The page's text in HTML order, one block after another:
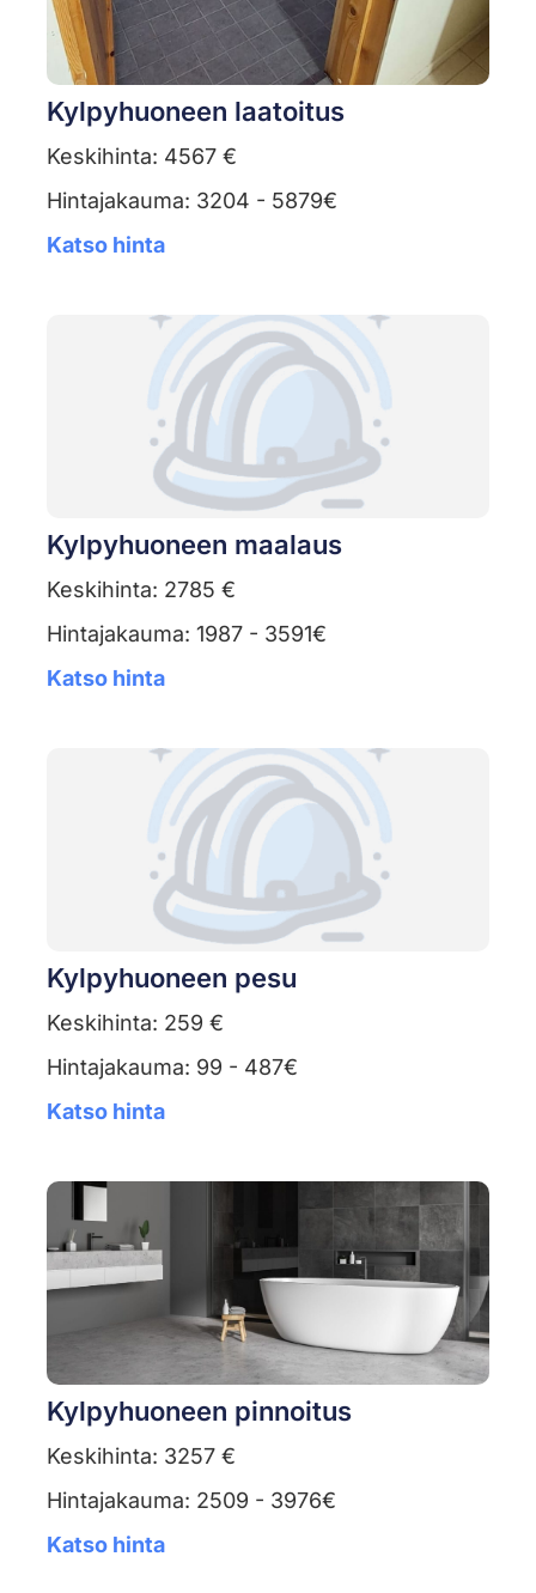
Kylpyhuoneen laatoitus
Keskihinta: 4567 €
Hintajakauma: 3204 - 5879€
Katso hinta
Kylpyhuoneen maalaus
Keskihinta: 2785 €
Hintajakauma: 1987 - 3591€
Katso hinta
Kylpyhuoneen pesu
Keskihinta: 259 €
Hintajakauma: 99 - 487€
Katso hinta
Kylpyhuoneen pinnoitus
Keskihinta: 3257 €
Hintajakauma: 2509 - 3976€
Katso hinta